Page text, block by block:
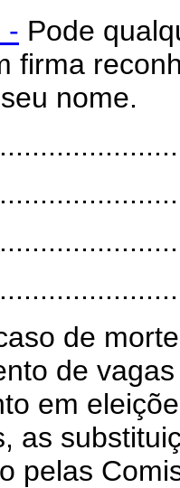
- Pode
firma
nome.
de
de
em
as
pelas